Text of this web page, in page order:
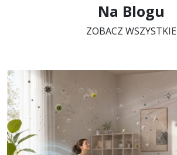
Na Blogu
ZOBACZ WSZYSTKIE